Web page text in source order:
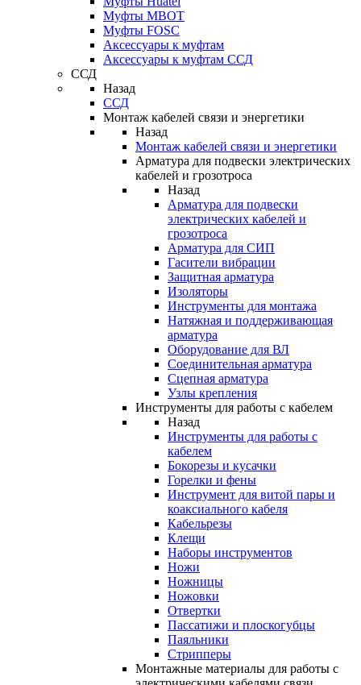
Муфты МВОТ
Муфты FOSC
Аксессуары к муфтам
Аксессуары к муфтам ССД
ССД
Назад
ССД
Монтаж кабелей связи и энергетики
Назад
Монтаж кабелей связи и энергетики
Арматура для подвески электрических
кабелей и грозотроса
Назад
Арматура для подвески
электрических кабелей и
грозотроса
Арматура для СИП
Гасители вибрации
Защитная арматура
Изоляторы
Инструменты для монтажа
Натяжная и поддерживающая
арматура
Оборудование для ВЛ
Соединительная арматура
Сцепная арматура
Узлы крепления
Инструменты для работы с кабелем
Назад
Инструменты для работы с
кабелем
Бокорезы и кусачки
Горелки и фены
Инструмент для витой пары и
коаксиального кабеля
Кабельрезы
Клещи
Наборы инструментов
Ножи
Ножницы
Ножовки
Отвертки
Пассатижи и плоскогубцы
Паяльники
Стрипперы
Монтажные материалы для работы с